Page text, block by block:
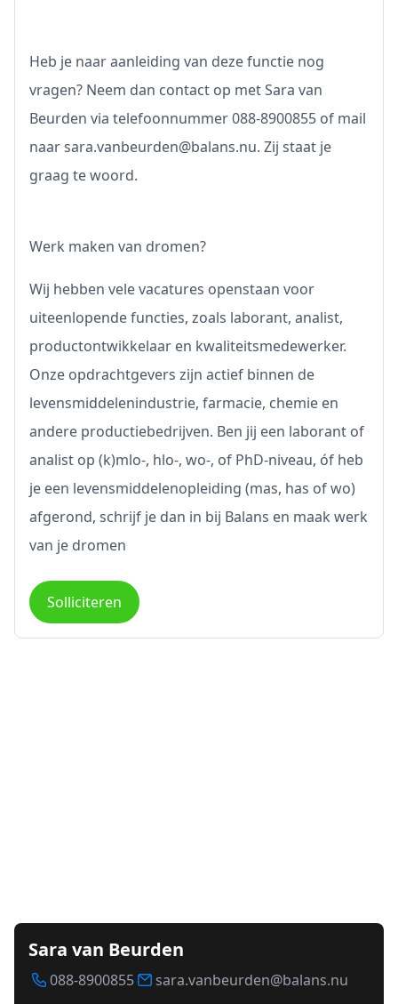
Heb je naar aanleiding van deze functie nog
vragen? Neem dan contact op met Sara van
Beurden via telefoonnummer 088-8900855 of mail
naar sara.vanbeurden@balans.nu. Zij staat je
graag te woord.
Werk maken van dromen?
Wij hebben vele vacatures openstaan voor
uiteenlopende functies, zoals laborant, analist,
productontwikkelaar en kwaliteitsmedewerker.
Onze opdrachtgevers zijn actief binnen de
levensmiddelenindustrie, farmacie, chemie en
andere productiebedrijven. Ben jij een laborant of
analist op (k)mlo-, hlo-, wo-, of PhD-niveau, óf heb
je een levensmiddelenopleiding (mas, has of wo)
afgerond, schrijf je dan in bij Balans en maak werk
van je dromen
Solliciteren
Sara van Beurden
088-8900855 sara.vanbeurden@balans.nu